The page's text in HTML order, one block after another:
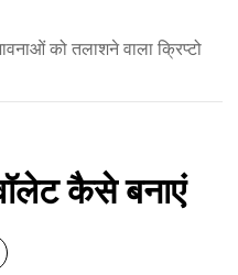
को तलाशने वाला क्रिप्टो
कैसे बनाएं